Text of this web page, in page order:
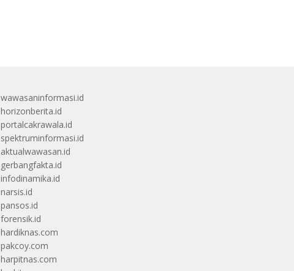
wawasaninformasi.id
horizonberita.id
portalcakrawala.id
spektruminformasi.id
aktualwawasan.id
gerbangfakta.id
infodinamika.id
narsis.id
pansos.id
forensik.id
hardiknas.com
pakcoy.com
harpitnas.com